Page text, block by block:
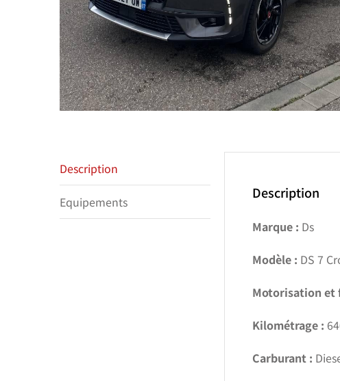
Description
Equipements
Description
Marque : Ds
Modèle : DS 7
Motorisation et
Kilométrage :
Carburant :